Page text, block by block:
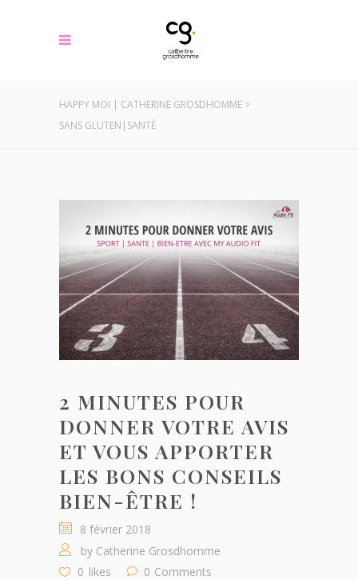
HAPPY MOI | CATHERINE GROSDHOMME >
SANS GLUTEN|SANTÉ
2 MINUTES POUR
DONNER VOTRE AVIS
ET VOUS APPORTER
LES BONS CONSEILS
BIEN-ÊTRE !
8 février 2018
by Catherine Grosdhomme
0 likes 0 Comments